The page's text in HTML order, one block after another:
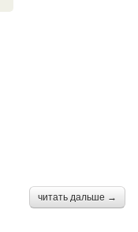
читать дальше →